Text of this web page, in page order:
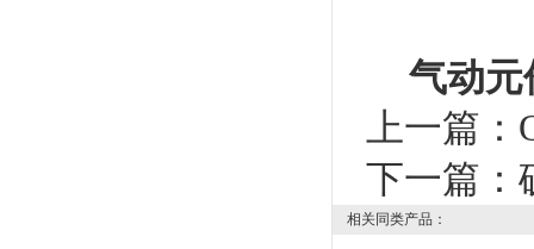
气动元
上一篇：
下一篇：
相关同类产品：